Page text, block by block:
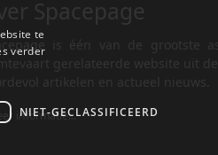
is één van de grootste
informatie...
te
verder
NIET-GECLASSIFICEERD